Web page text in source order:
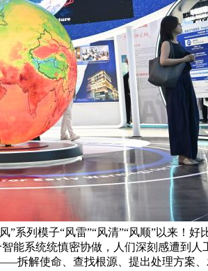
系列模子“风雷”“风清”“风顺”以来！好
能系统统慎密协做，人们深刻感遭到人
拆解使命、查找根源、提出处理方案